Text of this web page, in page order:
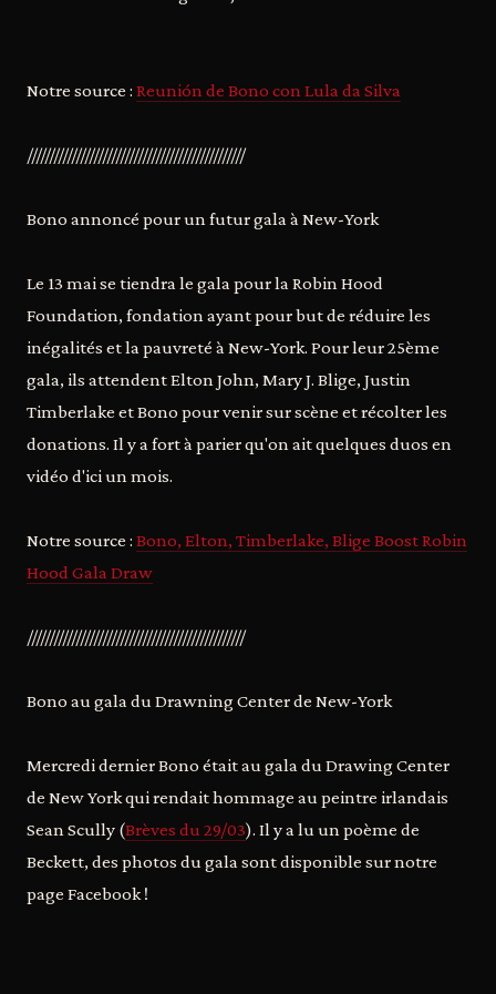
Notre source : Reunión de Bono con Lula da Silva
/////////////////////////////////////////////////
Bono annoncé pour un futur gala à New-York
Le 13 mai se tiendra le gala pour la Robin Hood
Foundation, fondation ayant pour but de réduire les
inégalités et la pauvreté à New-York. Pour leur 25ème
gala, ils attendent Elton John, Mary J. Blige, Justin
Timberlake et Bono pour venir sur scène et récolter les
donations. Il y a fort à parier qu'on ait quelques duos en
vidéo d'ici un mois.
Notre source : Bono, Elton, Timberlake, Blige Boost Robin
Hood Gala Draw
/////////////////////////////////////////////////
Bono au gala du Drawning Center de New-York
Mercredi dernier Bono était au gala du Drawing Center
de New York qui rendait hommage au peintre irlandais
Sean Scully (Brèves du 29/03). Il y a lu un poème de
Beckett, des photos du gala sont disponible sur notre
page Facebook !